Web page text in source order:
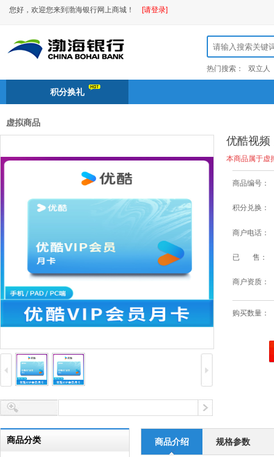
您好，欢迎您来到渤海银行网上商城！ [请登录]
热门搜索： 双立人
积分换礼
虚拟商品
优酷视频
本商品属于虚
商品编号：
积分兑换：
商户电话：
已 售：
商户资质：
购买数量：
商品分类 商品介绍 规格参数